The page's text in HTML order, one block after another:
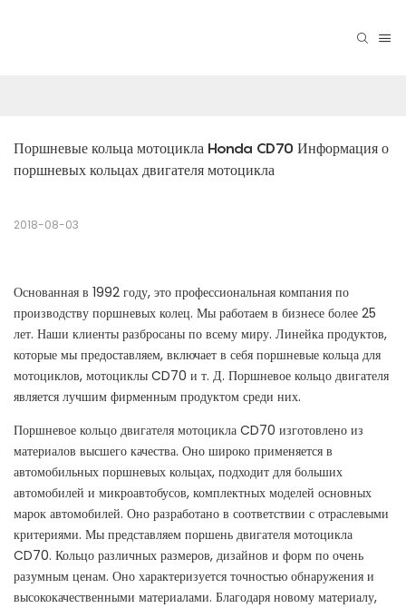
Поршневые кольца мотоцикла Honda CD70 Информация о
поршневых кольцах двигателя мотоцикла
2018-08-03
Основанная в 1992 году, это профессиональная компания по
производству поршневых колец. Мы работаем в бизнесе более 25
лет. Наши клиенты разбросаны по всему миру. Линейка продуктов,
которые мы предоставляем, включает в себя поршневые кольца для
мотоциклов, мотоциклы CD70 и т. Д. Поршневое кольцо двигателя
является лучшим фирменным продуктом среди них.
Поршневое кольцо двигателя мотоцикла CD70 изготовлено из
материалов высшего качества. Оно широко применяется в
автомобильных поршневых кольцах, подходит для больших
автомобилей и микроавтобусов, комплектных моделей основных
марок автомобилей. Оно разработано в соответствии с отраслевыми
критериями. Мы представляем поршень двигателя мотоцикла
CD70. Кольцо различных размеров, дизайнов и форм по очень
разумным ценам. Оно характеризуется точностью обнаружения и
высококачественными материалами. Благодаря новому материалу,